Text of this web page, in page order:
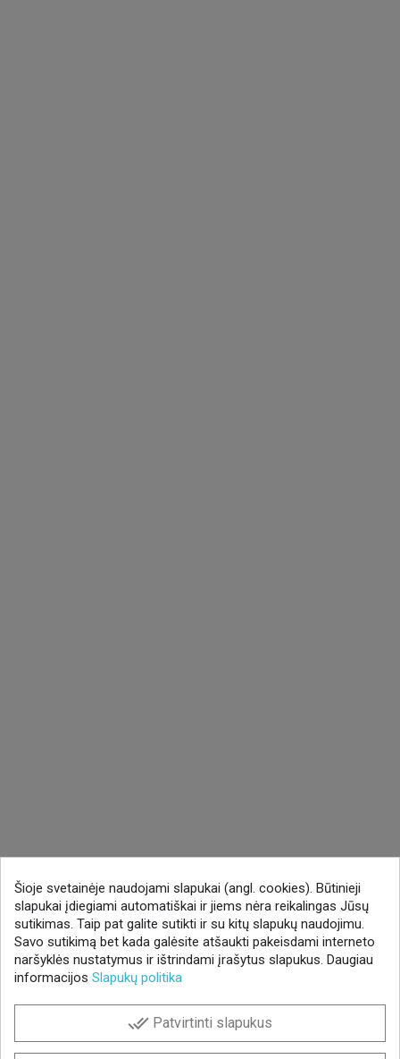
Šioje svetainėje naudojami slapukai (angl. cookies). Būtinieji
slapukai įdiegiami automatiškai ir jiems nėra reikalingas Jūsų
sutikimas. Taip pat galite sutikti ir su kitų slapukų naudojimu.
Savo sutikimą bet kada galėsite atšaukti pakeisdami interneto
naršyklės nustatymus ir ištrindami įrašytus slapukus. Daugiau
informacijos Slapukų politika
done_all Patvirtinti slapukus